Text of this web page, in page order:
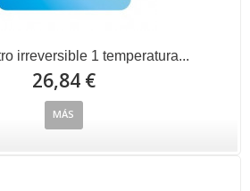
irreversible 1 temperatura...
26,84 €
MÁS